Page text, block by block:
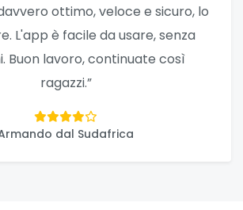
ottimo, veloce e sicuro, lo
L'app è facile da usare, senza
Buon lavoro, continuate così
ragazzi.”
dal Sudafrica